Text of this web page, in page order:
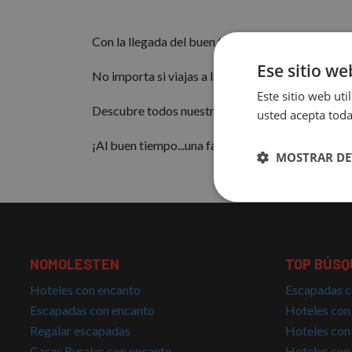
Con la llegada del buen tiempo la piscina se
No importa si viajas a la montañao
Descubre todos nuestros hoteles con encanto
¡Al buen tiempo...una fabulosa piscina!
NOMOLESTEN
Hoteles con encanto
Escapadas con encanto
Regalar escapadas
TOP
Escapadas
Hoteles
Hoteles
Ese sitio
Este sitio web
usted acepta
MOSTRAR
Cookies